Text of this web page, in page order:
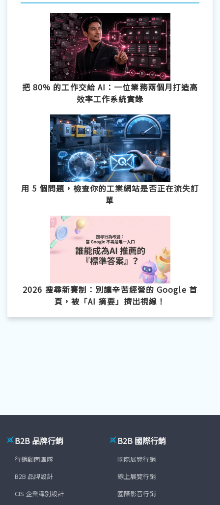
把 80% 的工作交給 AI：一位業務兩個月打造高
效率工作系統實錄
用 5 個問題，檢查你的工業網站是否正在流失訂
單
2026 搜尋新賽制：別讓辛苦經營的 Google 首
頁，被「AI 摘要」擠出視線！
B2B 品牌行銷
行銷顧問團隊
B2B 品牌設計
CIS 企業識別設計
B2B 國際行銷
國際展覽行銷
線上展覽行銷
國際影音行銷